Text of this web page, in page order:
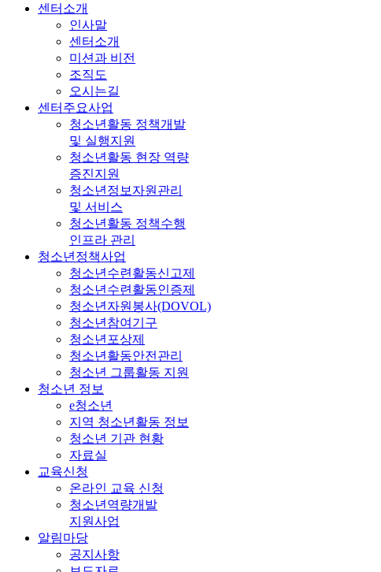
센터소개
인사말
센터소개
미션과 비전
조직도
오시는길
센터주요사업
청소년활동 정책개발
및 실행지원
청소년활동 현장 역량
증진지원
청소년정보자원관리
및 서비스
청소년활동 정책수행
인프라 관리
청소년정책사업
청소년수련활동신고제
청소년수련활동인증제
청소년자원봉사(DOVOL)
청소년참여기구
청소년포상제
청소년활동안전관리
청소년 그룹활동 지원
청소년 정보
e청소년
지역 청소년활동 정보
청소년 기관 현황
자료실
교육신청
온라인 교육 신청
청소년역량개발
지원사업
알림마당
공지사항